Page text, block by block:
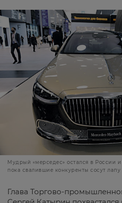
Мудрый «мерседес» остался в России
пока свалившие конкуренты сосут лапу
Глава Торгово-